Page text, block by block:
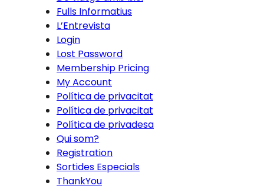
Fulls Informatius
L’Entrevista
Login
Lost Password
Membership Pricing
My Account
Política de privacitat
Política de privacitat
Política de privadesa
Qui som?
Registration
Sortides Especials
ThankYou